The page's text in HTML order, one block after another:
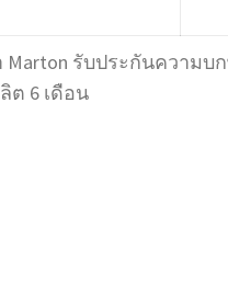
Marton รับประกันความบ
ต 6 เดือน